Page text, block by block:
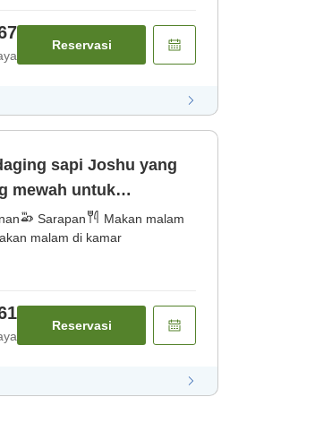
Reservasi
mewah untuk
u [Makan malam]
Sarapan
Makan malam
malam di kamar
Reservasi